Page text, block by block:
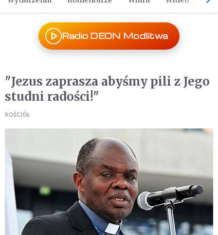
Radio DEON Modlitwa
"Jezus zaprasza abyśmy pili z Jego
studni radości!"
KOŚCIÓŁ